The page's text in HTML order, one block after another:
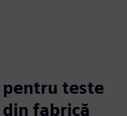
teste
fabrică